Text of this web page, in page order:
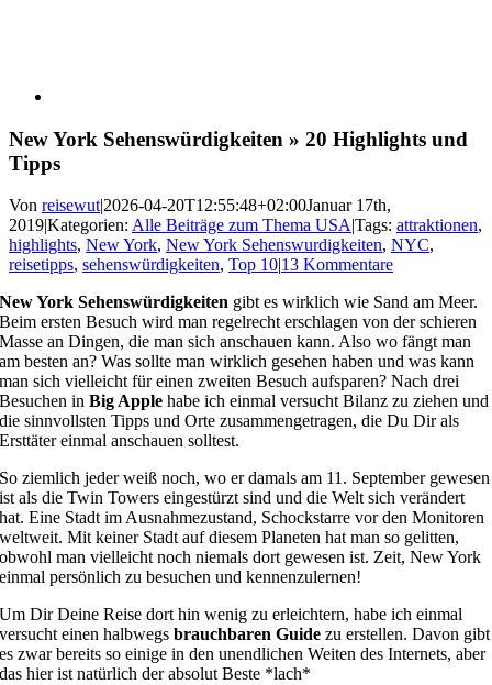
New York Sehenswürdigkeiten » 20 Highlights und
Tipps
Von reisewut|2026-04-20T12:55:48+02:00Januar 17th,
2019|Kategorien: Alle Beiträge zum Thema USA|Tags: attraktionen,
highlights, New York, New York Sehenswurdigkeiten, NYC,
reisetipps, sehenswürdigkeiten, Top 10|13 Kommentare
New York Sehenswürdigkeiten gibt es wirklich wie Sand am Meer.
Beim ersten Besuch wird man regelrecht erschlagen von der schieren
Masse an Dingen, die man sich anschauen kann. Also wo fängt man
am besten an? Was sollte man wirklich gesehen haben und was kann
man sich vielleicht für einen zweiten Besuch aufsparen? Nach drei
Besuchen inBig Apple habe ich einmal versucht Bilanz zu ziehen und
die sinnvollsten Tipps und Orte zusammengetragen, die Du Dir als
Ersttäter einmal anschauen solltest.
So ziemlich jeder weiß noch, wo er damals am 11. September gewesen
ist als die Twin Towers eingestürzt sind und die Welt sich verändert
hat. Eine Stadt im Ausnahmezustand, Schockstarre vor den Monitoren
weltweit. Mit keiner Stadt auf diesem Planeten hat man so gelitten,
obwohl man vielleicht noch niemals dort gewesen ist. Zeit, New York
einmal persönlich zu besuchen und kennenzulernen!
Um Dir Deine Reise dort hin wenig zu erleichtern, habe ich einmal
versucht einen halbwegsbrauchbaren Guide zu erstellen. Davon gibt
es zwar bereits so einige in den unendlichen Weiten des Internets, aber
das hier ist natürlich der absolut Beste *lach*